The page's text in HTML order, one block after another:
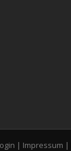
| Impressum |